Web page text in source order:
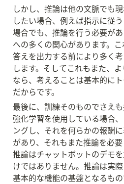
しかし、推論は他の文脈でも
したい場合、例えば指示に従
場合でも、推論を行う必要が
への多くの関心があります。
答えを出力する前により多く
します。そしてこれもまた、
なら、考えることは基本的に
だからです。
最後に、訓練そのものでさえも
強化学習を使用している場合
ングし、それを何らかの報酬
があり、それもまた推論を必要
推論はチャットボットのデモ
けではありません。推論は実
基本的な機能の基盤となるもの